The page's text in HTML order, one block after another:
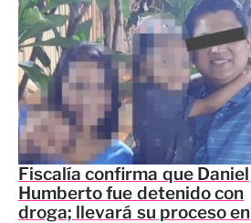
Fiscalía confirma que Daniel
Humberto fue detenido con
droga; llevará su proceso en